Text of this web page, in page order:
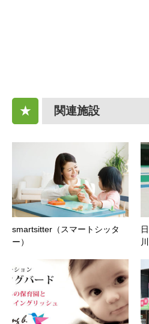
★ 関連施設
smartsitter（スマートシッタ
ー）